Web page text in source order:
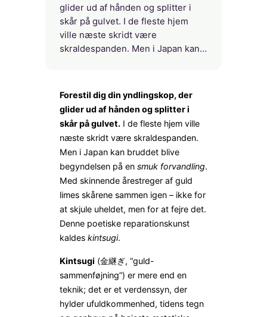
glider ud af hånden og splitter i
skår på gulvet. I de fleste hjem
ville næste skridt være
skraldespanden. Men i Japan kan…
Forestil dig din yndlingskop, der
glider ud af hånden og splitter i
skår på gulvet. I de fleste hjem ville
næste skridt være skraldespanden.
Men i Japan kan bruddet blive
begyndelsen på en smuk forvandling.
Med skinnende årestreger af guld
limes skårene sammen igen – ikke for
at skjule uheldet, men for at fejre det.
Denne poetiske reparationskunst
kaldes kintsugi.
Kintsugi (金継ぎ, “guld-
sammenføjning”) er mere end en
teknik; det er et verdenssyn, der
hylder ufuldkommenhed, tidens tegn